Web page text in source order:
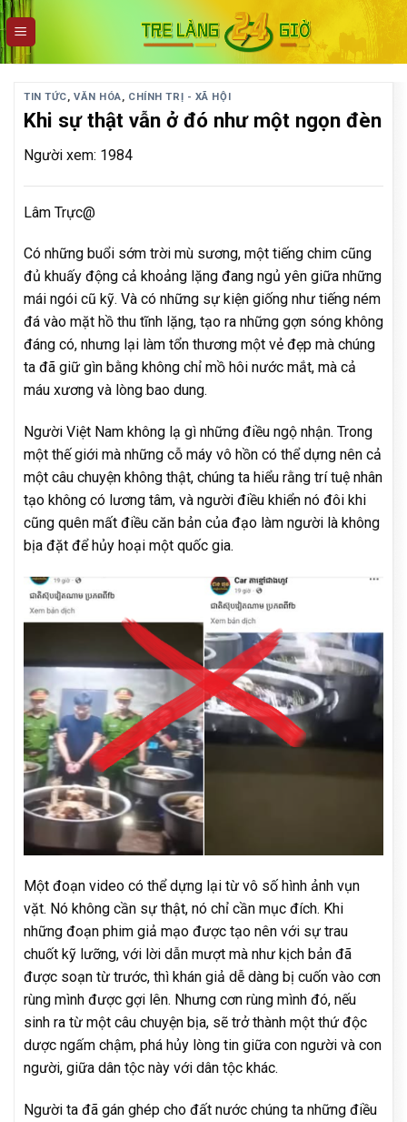
Skip
to
content
TIN TỨC,VĂN HÓA, CHÍNH TRỊ - XÃ HỘI
Khi sự thật vẫn ở đó như một ngọn đèn
Người xem: 1984
Lâm Trực@
Có những buổi sớm trời mù sương, một tiếng chim cũng
đủ khuấy động cả khoảng lặng đang ngủ yên giữa những
mái ngói cũ kỹ. Và có những sự kiện giống như tiếng ném
đá vào mặt hồ thu tĩnh lặng, tạo ra những gợn sóng không
đáng có, nhưng lại làm tổn thương một vẻ đẹp mà chúng
ta đã giữ gìn bằng không chỉ mồ hôi nước mắt, mà cả
máu xương và lòng bao dung.
Người Việt Nam không lạ gì những điều ngộ nhận. Trong
một thế giới mà những cỗ máy vô hồn có thể dựng nên cả
một câu chuyện không thật, chúng ta hiểu rằng trí tuệ nhân
tạo không có lương tâm, và người điều khiển nó đôi khi
cũng quên mất điều căn bản của đạo làm người là không
bịa đặt để hủy hoại một quốc gia.
Một đoạn video có thể dựng lại từ vô số hình ảnh vụn
vặt. Nó không cần sự thật, nó chỉ cần mục đích. Khi
những đoạn phim giả mạo được tạo nên với sự trau
chuốt kỹ lưỡng, với lời dẫn mượt mà như kịch bản đã
được soạn từ trước, thì khán giả dễ dàng bị cuốn vào cơn
rùng mình được gợi lên. Nhưng cơn rùng mình đó, nếu
sinh ra từ một câu chuyện bịa, sẽ trở thành một thứ độc
dược ngấm chậm, phá hủy lòng tin giữa con người và con
người, giữa dân tộc này với dân tộc khác.
Người ta đã gán ghép cho đất nước chúng ta những điều